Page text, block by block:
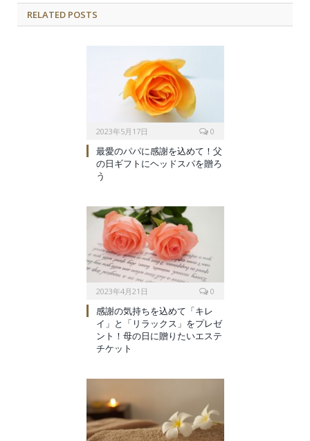
RELATED POSTS
2023年5月17日
0
最愛のパパに感謝を込めて！父
の日ギフトにヘッドスパを贈ろ
う
2023年4月21日
0
感謝の気持ちを込めて「キレ
イ」と「リラックス」をプレゼ
ント！母の日に贈りたいエステ
チケット